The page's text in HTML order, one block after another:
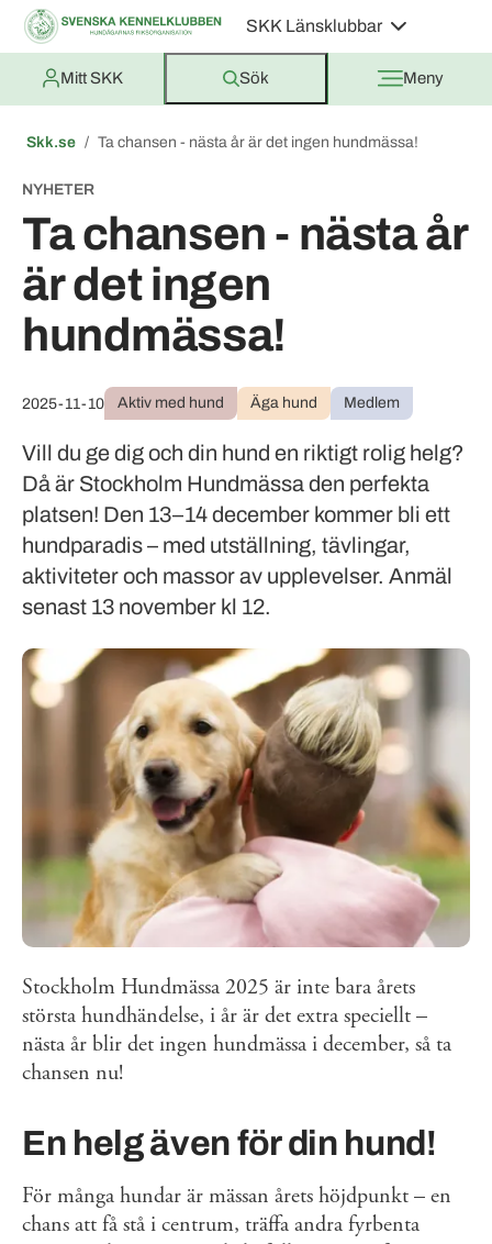
SKK Länsklubbar
Mitt SKK Sök Meny
Skk.se Ta chansen - nästa år är det ingen hundmässa!
Ta chansen - nästa år
är det ingen
hundmässa!
NYHETER
2025-11-10 Aktiv med hund Äga hund Medlem
Vill du ge dig och din hund en riktigt rolig helg?
Då är Stockholm Hundmässa den perfekta
platsen! Den 13–14 december kommer bli ett
hundparadis – med utställning, tävlingar,
aktiviteter och massor av upplevelser. Anmäl
senast 13 november kl 12.
Stockholm Hundmässa 2025 är inte bara årets
största hundhändelse, i år är det extra speciellt –
nästa år blir det ingen hundmässa i december, så ta
chansen nu!
En helg även för din hund!
För många hundar är mässan årets höjdpunkt – en
chans att få stå i centrum, träffa andra fyrbenta